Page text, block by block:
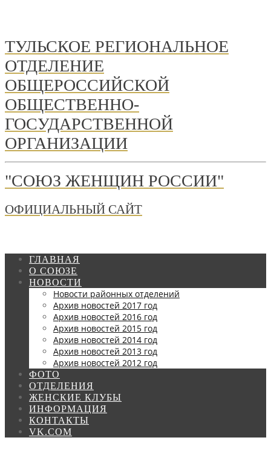
ТУЛЬСКОЕ РЕГИОНАЛЬНОЕ
ОТДЕЛЕНИЕ
ОБЩЕРОССИЙСКОЙ
ОБЩЕСТВЕННО-
ГОСУДАРСТВЕННОЙ
ОРГАНИЗАЦИИ
"СОЮЗ ЖЕНЩИН РОССИИ"
ОФИЦИАЛЬНЫЙ САЙТ
ГЛАВНАЯ
О СОЮЗЕ
НОВОСТИ
Новости районных отделений
Архив новостей 2017 год
Архив новостей 2016 год
Архив новостей 2015 год
Архив новостей 2014 год
Архив новостей 2013 год
Архив новостей 2012 год
ФОТО
ОТДЕЛЕНИЯ
ЖЕНСКИЕ КЛУБЫ
ИНФОРМАЦИЯ
КОНТАКТЫ
VK.COM